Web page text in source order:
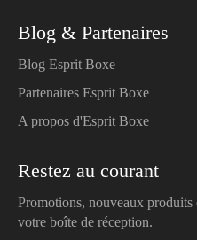
Blog & Partenaires
Blog Esprit Boxe
Partenaires Esprit Boxe
A propos d'Esprit Boxe
Restez au courant
Promotions, nouveaux produits
votre boîte de réception.